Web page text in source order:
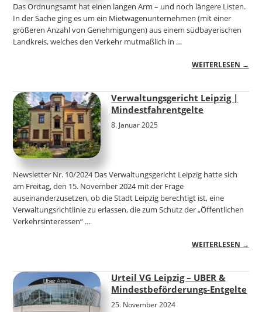
Das Ordnungsamt hat einen langen Arm – und noch längere Listen.
In der Sache ging es um ein Mietwagenunternehmen (mit einer
größeren Anzahl von Genehmigungen) aus einem südbayerischen
Landkreis, welches den Verkehr mutmaßlich in …
WEITERLESEN →
Verwaltungsgericht Leipzig |
Mindestfahrentgelte
8. Januar 2025
Newsletter Nr. 10/2024 Das Verwaltungsgericht Leipzig hatte sich
am Freitag, den 15. November 2024 mit der Frage
auseinanderzusetzen, ob die Stadt Leipzig berechtigt ist, eine
Verwaltungsrichtlinie zu erlassen, die zum Schutz der „Öffentlichen
Verkehrsinteressen“ …
WEITERLESEN →
Urteil VG Leipzig – UBER &
Mindestbeförderungs-Entgelte
25. November 2024